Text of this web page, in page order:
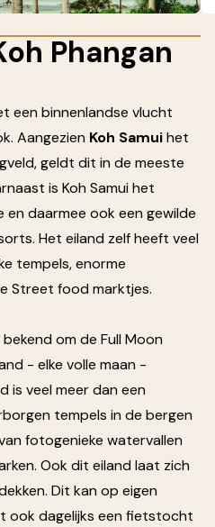
Phangan
een binnenlandse vlucht
Aangezien Koh Samuihet
geldt dit in de meeste
is Koh Samui het
daarmee ook een gewilde
Het eiland zelf heeft veel
tempels, enorme
Street food marktjes.
om de Full Moon
- elke volle maan -
is veel meer dan een
tempels in de bergen
fotogenieke watervallen
Ook dit eiland laat zich
Dit kan op eigen
ook dagelijks een fietstocht